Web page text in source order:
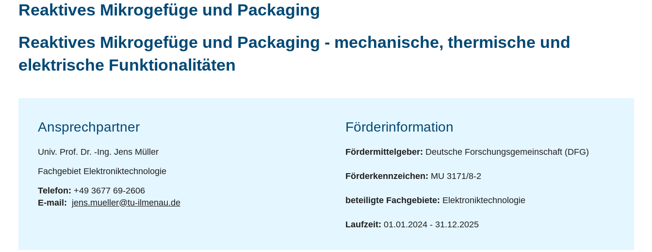
Reaktives Mikrogefüge und Packaging
Reaktives Mikrogefüge und Packaging - mechanische, thermische und
elektrische Funktionalitäten
Ansprechpartner
Univ. Prof. Dr. -Ing. Jens Müller
Fachgebiet Elektroniktechnologie
Telefon: +49 3677 69-2606
E-mail: jens.mueller@tu-ilmenau.de
Förderinformation
Fördermittelgeber: Deutsche Forschungsgemeinschaft (DFG)
Förderkennzeichen: MU 3171/8-2
beteiligte Fachgebiete: Elektroniktechnologie
Laufzeit: 01.01.2024 - 31.12.2025